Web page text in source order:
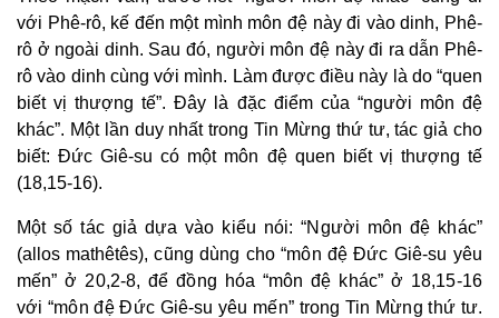
với Phê-rô, kế đến một mình môn đệ này đi vào dinh, Phê-
rô ở ngoài dinh. Sau đó, người môn đệ này đi ra dẫn Phê-
rô vào dinh cùng với mình. Làm được điều này là do “quen
biết vị thượng tế”. Đây là đặc điểm của “người môn đệ
khác”. Một lần duy nhất trong Tin Mừng thứ tư, tác giả cho
biết: Đức Giê-su có một môn đệ quen biết vị thượng tế
(18,15-16).
Một số tác giả dựa vào kiểu nói: “Người môn đệ khác”
(allos mathêtês), cũng dùng cho “môn đệ Đức Giê-su yêu
mến” ở 20,2-8, để đồng hóa “môn đệ khác” ở 18,15-16
với “môn đệ Đức Giê-su yêu mến” trong Tin Mừng thứ tư.